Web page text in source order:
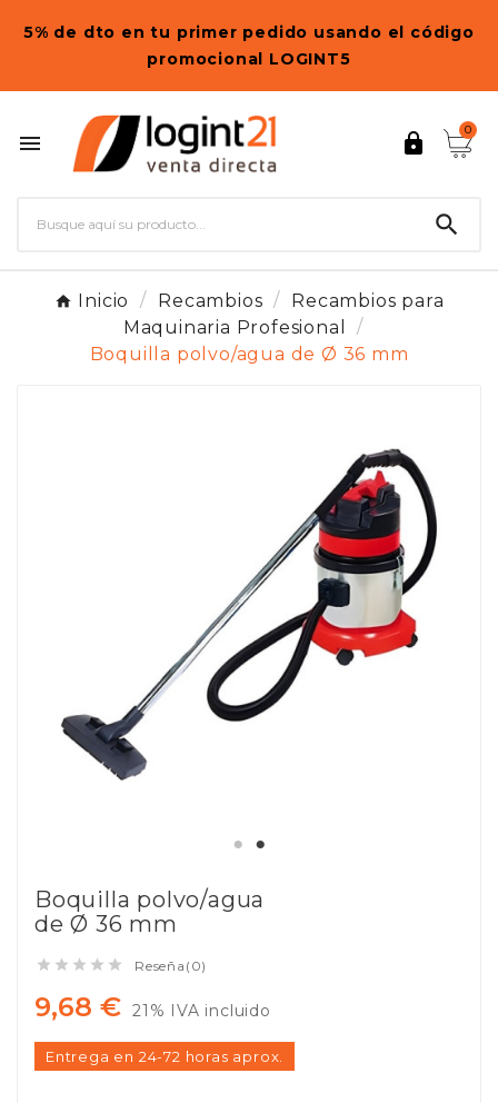
5% de dto en tu primer pedido usando el código
promocional LOGINT5
 
0

Inicio Recambios
Recambios para
Maquinaria Profesional
Boquilla polvo/agua de Ø 36 mm
Boquilla polvo/agua
de Ø 36 mm
     Reseña(0)
9,68 € 21% IVA incluido
Entrega en 24-72 horas aprox.